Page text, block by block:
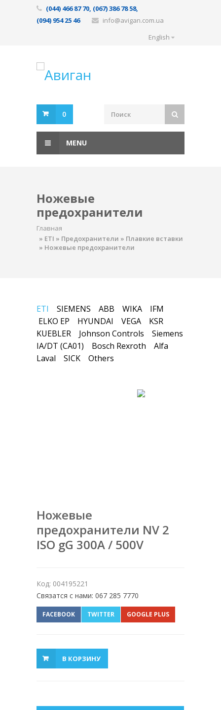
(044) 466 87 70, (067) 386 78 58,
(094) 954 25 46
info@avigan.com.ua
English
0
MENU
Ножевые
предохранители
Главная
» ETI » Предохранители » Плавкие вставки
» Ножевые предохранители
ETI SIEMENS ABB WIKA
IFM
ELKO EP
HYUNDAI VEGA
KSR
KUEBLER
Johnson Controls
Siemens
IA/DT (CA01)
Bosch Rexroth
Alfa
Laval
SICK Others
Ножевые
предохранители NV 2
ISO gG 300A / 500V
Код: 004195221
Связатся с нами: 067 285 7770
FACEBOOK TWITTER GOOGLE PLUS
В КОРЗИНУ